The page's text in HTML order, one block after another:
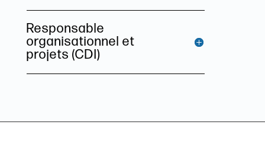
Responsable
organisationnel et
projets (CDI)